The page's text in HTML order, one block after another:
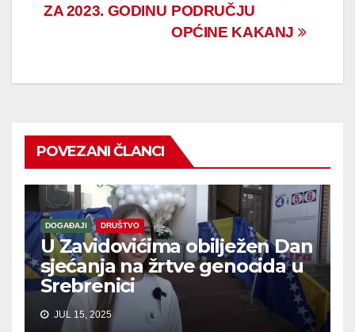
PODRUČJU
OPĆINE KAKANJ
ZA 2023. GODINU
POVEZANI ČLANCI
DOGAĐAJI DRUŠTVO
U Zavidovićima obilježen Dan
sjećanja na žrtve genocida u
Srebrenici
JUL 15, 2025